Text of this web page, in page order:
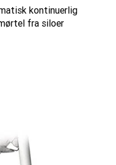
kontinuerlig
fra siloer